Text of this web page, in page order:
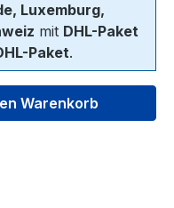
Luxemburg,
mit DHL-Paket
Paket.
Warenkorb